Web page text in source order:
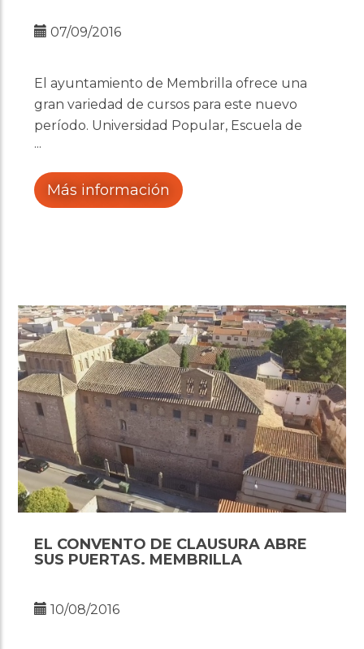
07/09/2016
El ayuntamiento de Membrilla ofrece una
gran variedad de cursos para este nuevo
período. Universidad Popular, Escuela de
Música y Actividades Extracurriculares.
Más información
EL CONVENTO DE CLAUSURA ABRE
SUS PUERTAS. MEMBRILLA
10/08/2016